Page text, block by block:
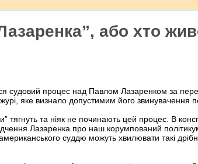
або хто
судовий процес над Павлом Лазаренком за
яке визнало допустимим його звинувачення
тягнуть та ніяк не починають цей процес. В
Лазаренка про наш корумпований
суддю можуть хвилювати такі